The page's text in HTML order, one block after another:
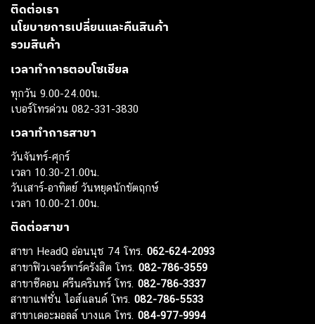
ติดต่อเรา
นโยบายการเปลี่ยนและคืนสินค้า
รวมสินค้า
เวลาทำการตอบโซเชียล
ทุกวัน 9.00-24.00น.
เบอร์โทรด่วน 082-331-3830
เวลาทำการสาขา
วันจันทร์-ศุกร์
เวลา 10.30-21.00น.
วันเสาร์-อาทิตย์ วันหยุดนักขัตฤกษ์
เวลา 10.00-21.00น.
ติดต่อสาขา
สาขา HeadQ อ่อนนุช 74 โทร. 062-624-2093
สาขาฟิวเจอร์พาร์ครังสิต โทร. 082-786-3559
สาขาซีคอน ศรีนครินทร์ โทร. 082-786-3337
สาขาแฟชั่น ไอส์แลนด์ โทร. 082-786-5533
สาขาเดอะมอลล์ บางแค โทร. 084-977-9994